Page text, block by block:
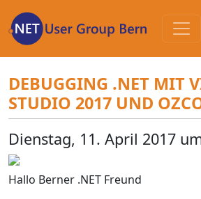
Inhalt
DEBUGGING .NET MIT
STUDIO 2017 UND
Dienstag, 11. April 2017
Hallo Berner .NET Freund